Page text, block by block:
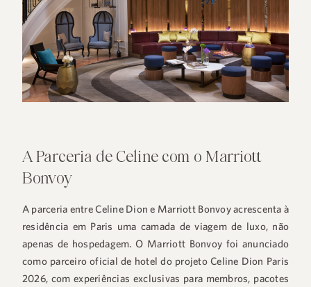
A Parceria de Celine com o Marriott
Bonvoy
A parceria entre Celine Dion e Marriott Bonvoy acrescenta à
residência em Paris uma camada de viagem de luxo, não
apenas de hospedagem. O Marriott Bonvoy foi anunciado
como parceiro oficial de hotel do projeto Celine Dion Paris
2026, com experiências exclusivas para membros, pacotes